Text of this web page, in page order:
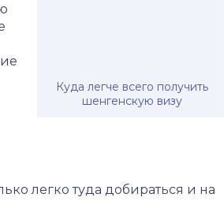
Куда легче всего получить
шенгенскую визу
легко туда добираться и на